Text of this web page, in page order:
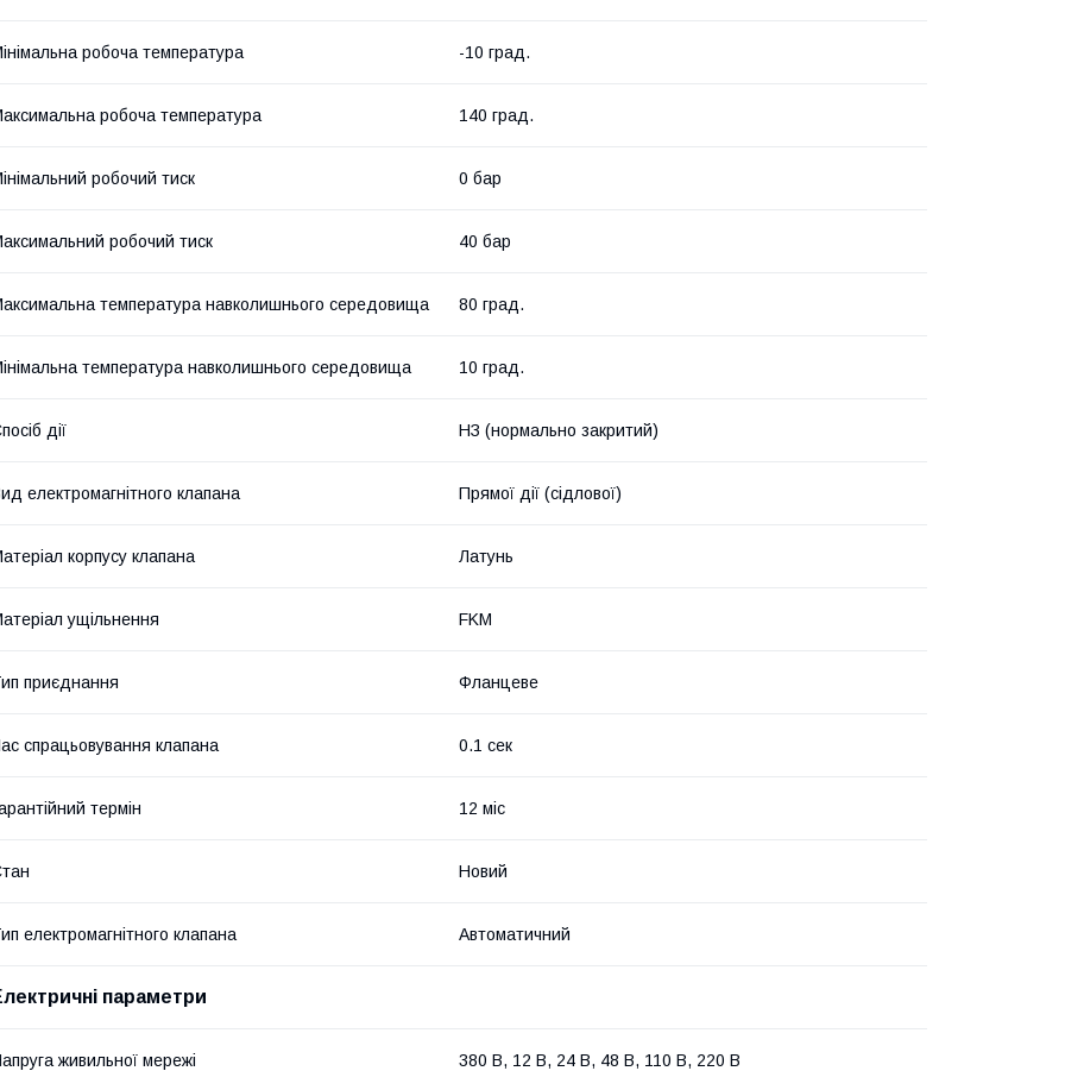
робоча температура -10 град.
робоча температура 140 град.
робочий тиск 0 бар
робочий тиск 40 бар
температура навколишнього середовища 80 град.
температура навколишнього середовища 10 град.
дії НЗ (нормально закритий)
електромагнітного клапана Прямої дії (сідлової)
корпусу клапана Латунь
ущільнення FKM
приєднання Фланцеве
спрацьовування клапана 0.1 сек
термін 12 міс
Новий
електромагнітного клапана Автоматичний
параметри
живильної мережі 380 В, 12 В, 24 В, 48 В, 110 В, 220 В